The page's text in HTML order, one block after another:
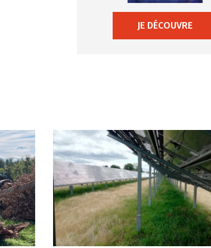
JE DÉCOUVRE